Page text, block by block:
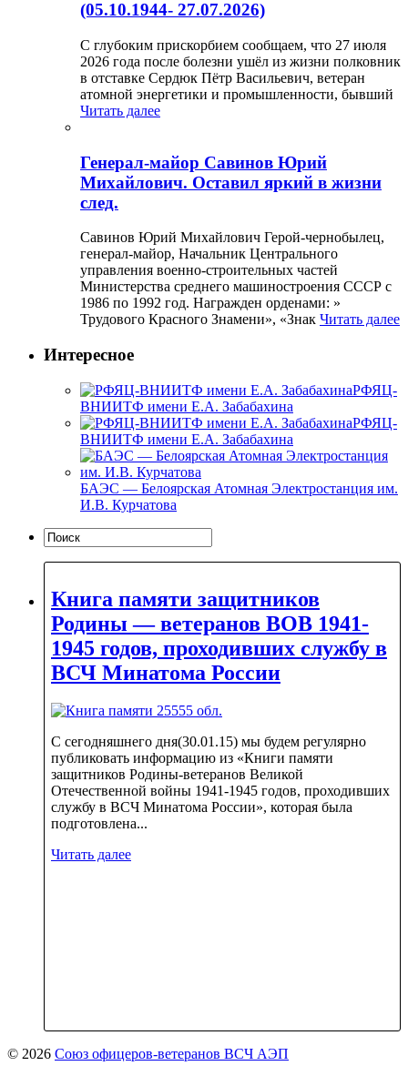
(05.10.1944- 27.07.2026)
С глубоким прискорбием сообщаем, что 27 июля
2026 года после болезни ушёл из жизни полковник
в отставке Сердюк Пётр Васильевич, ветеран
атомной энергетики и промышленности, бывший
Читать далее
Генерал-майор Савинов Юрий
Михайлович. Оставил яркий в жизни
след.
Савинов Юрий Михайлович Герой-чернобылец,
генерал-майор, Начальник Центрального
управления военно-строительных частей
Министерства среднего машиностроения СССР с
1986 по 1992 год. Награжден орденами: »
Трудового Красного Знамени», «Знак Читать далее
Интересное
РФЯЦ-
ВНИИТФ имени Е.А. Забабахина
РФЯЦ-
ВНИИТФ имени Е.А. Забабахина
БАЭС — Белоярская Атомная Электростанция им.
И.В. Курчатова
Книга памяти защитников
Родины — ветеранов ВОВ 1941-
1945 годов, проходивших службу в
ВСЧ Минатома России
С сегодняшнего дня(30.01.15) мы будем регулярно
публиковать информацию из «Книги памяти
защитников Родины-ветеранов Великой
Отечественной войны 1941-1945 годов, проходивших
службу в ВСЧ Минатома России», которая была
подготовлена...
Читать далее
© 2026 Союз офицеров-ветеранов ВСЧ АЭП